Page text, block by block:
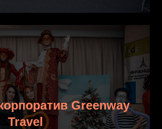
Greenway
Travel